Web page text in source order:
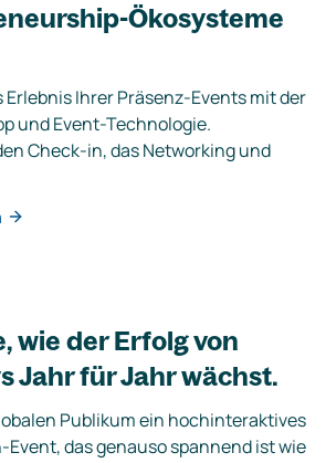
Ökosysteme
Erlebnis Ihrer Präsenz-Events mit der
und Event-Technologie.
Check-in, das Networking und
wie der Erfolg von
Jahr für Jahr wächst.
Publikum ein hochinteraktives
das genauso spannend ist wie